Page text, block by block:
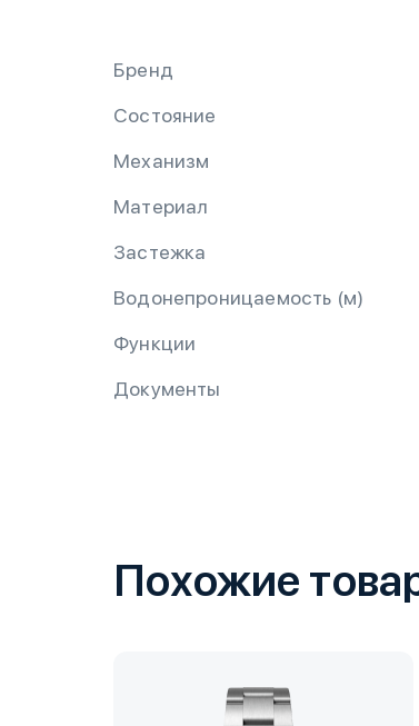
Бренд
Состояние
Механизм
Материал
Застежка
Водонепроницаемость (м)
Функции
Документы
Похожие